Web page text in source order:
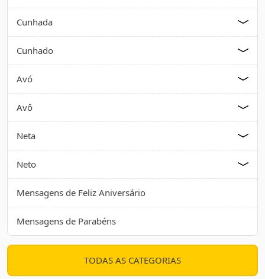
Cunhada
Cunhado
Avó
Avô
Neta
Neto
Mensagens de Feliz Aniversário
Mensagens de Parabéns
TODAS AS CATEGORIAS